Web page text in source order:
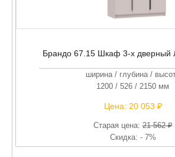
Брандо 67.15 Шкаф 3-х дверный
ширина / глубина /
1200 / 526 / 2150 мм
Цена: 20 053 ₽
Старая цена:21 562 ₽
Скидка: - 7%